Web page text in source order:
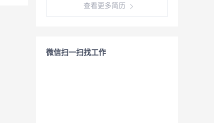
查看更多简历
微信扫一扫找工作